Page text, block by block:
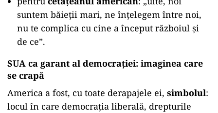
suntem băieții mari, ne înțelegem între noi,
nu te complica cu cine a început războiul și
de ce”.
SUA ca garant al democrației: imaginea care
se crapă
America a fost, cu toate derapajele ei, simbolul:
locul în care democrația liberală, drepturile